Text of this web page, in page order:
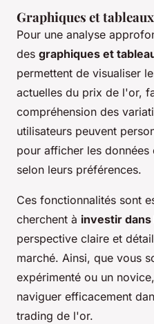
Graphiques et
Pour une analyse
des graphiques et
permettent de visualiser
actuelles du prix de l'or,
compréhension des
utilisateurs peuvent
pour afficher les
selon leurs préférences.
Ces fonctionnalités sont
cherchent à investir
perspective claire et
marché. Ainsi, que vous
expérimenté ou un
naviguer efficacement
trading de l'or.